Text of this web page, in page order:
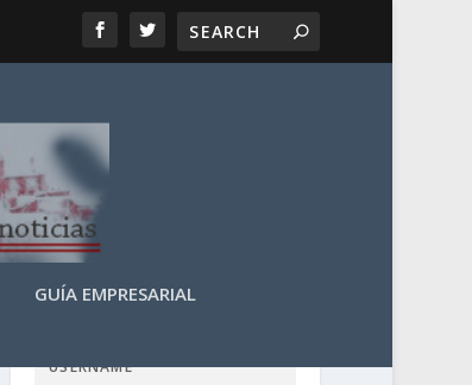
GUÍA EMPRESARIAL
LOGIN USER TTN